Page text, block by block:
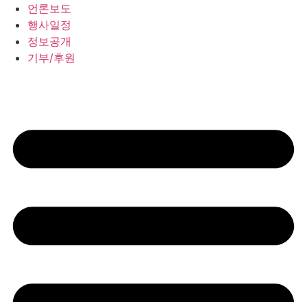
언론보도
행사일정
정보공개
기부/후원